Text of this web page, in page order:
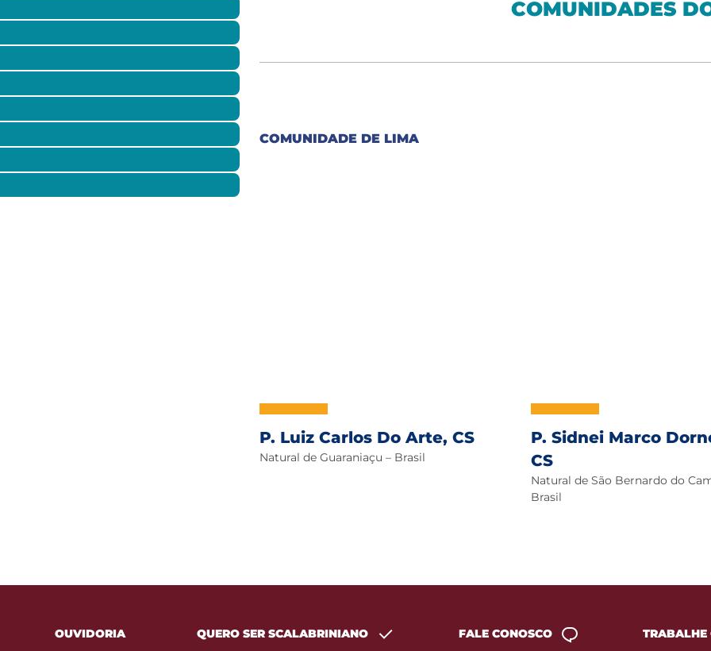
COMUNIDADES
COMUNIDADE DE LIMA
P. Luiz Carlos Do Arte, CS
Natural de Guaraniaçu – Brasil
P. Sidnei Marco
CS
Natural de São Bernardo do
Brasil
OUVIDORIA QUERO SER SCALABRINIANO FALE CONOSCO TRABALHE